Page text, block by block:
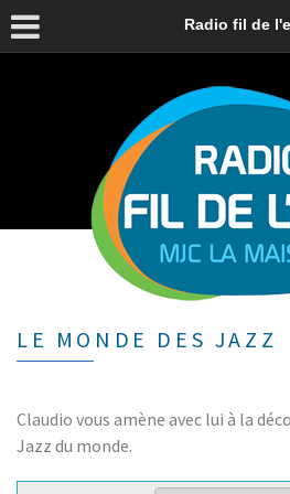
Radio fil de
LE MONDE DES JAZZ
Claudio vous amène avec lui à la
Jazz du monde.